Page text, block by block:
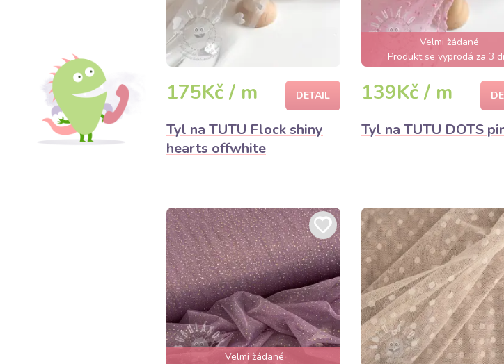
175Kč / m DETAIL
Tyl na TUTU Flock shiny
hearts offwhite
Velmi žádané
Produkt se vyprodá za 3
139Kč / m
Tyl na TUTU DOTS
Velmi žádané